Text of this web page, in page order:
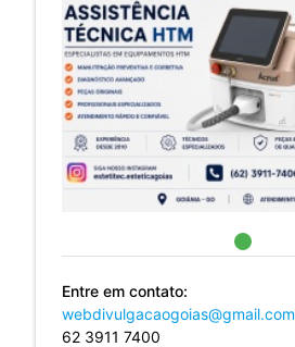
Entre em contato:
webdivulgacaogoias@gmail.com
62 3911 7400